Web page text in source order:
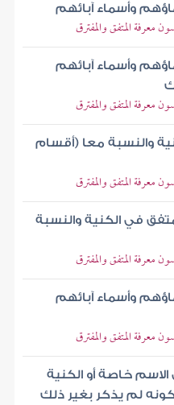
وأسماء آبائهم‏
معرفة المتفق والمفترق
وأسماء آبائهم
معرفة المتفق والمفترق
والنسبة‏ معا (أقسام
معرفة المتفق والمفترق
في الكنية والنسبة
معرفة المتفق والمفترق
وأسماء آبائهم
معرفة المتفق والمفترق
خاصة أو الكنية
لم يذكر بغير ذلك‏